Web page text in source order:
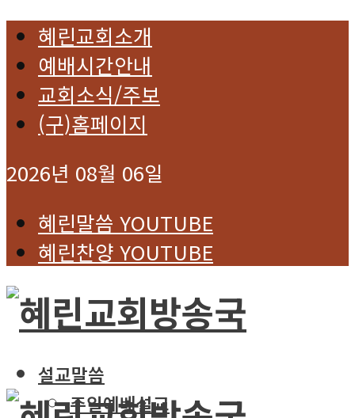
혜린교회소개
예배시간안내
교회소식/주보
(구)홈페이지
2026년 08월 06일
혜린말씀 YOUTUBE
혜린찬양 YOUTUBE
설교말씀
주일예배설교